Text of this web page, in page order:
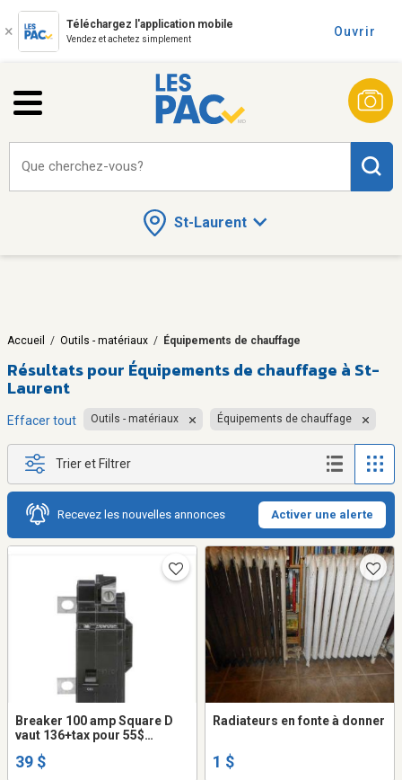
Téléchargez l'application mobile
Vendez et achetez simplement
Ouvrir
St-Laurent
Que cherchez-vous?
Accueil / Outils - matériaux / Équipements de chauffage
Résultats pour Équipements de chauffage à St-
Laurent
Effacer tout Outils - matériaux Équipements de chauffage
Trier et Filtrer
Recevez les nouvelles annonces Activer une alerte
Breaker 100 amp Square D
vaut 136+tax pour 55$
grossir
39 $
Radiateurs en fonte à donner
1 $